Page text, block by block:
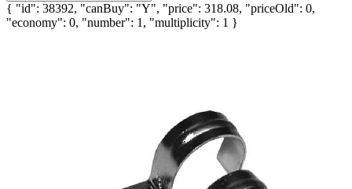
{ "id": 38392, "canBuy": "Y", "price": 318.08, "priceOld": 0,
"economy": 0, "number": 1, "multiplicity": 1 }